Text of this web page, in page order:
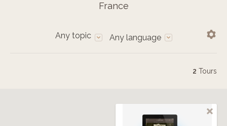
France
Any topic Any language
2 Tours